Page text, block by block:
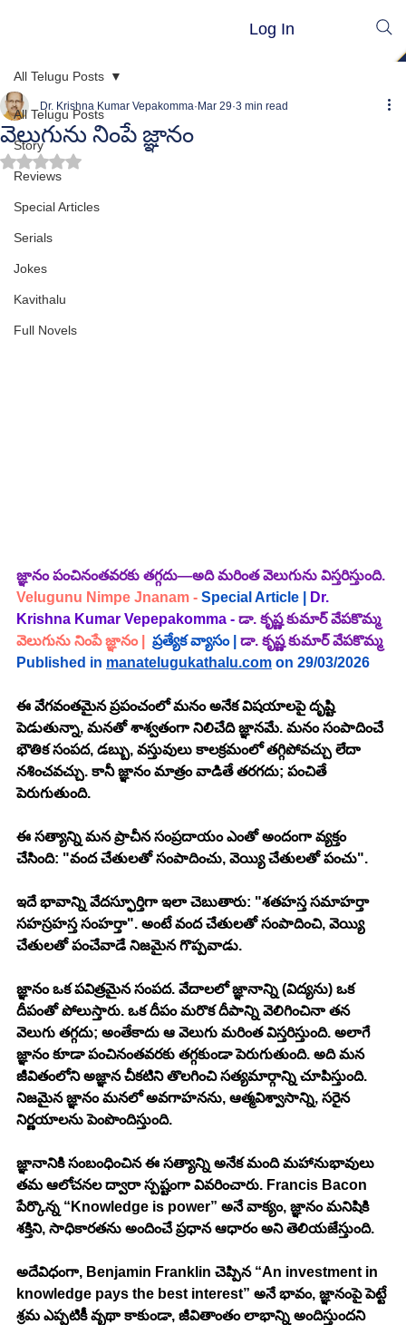
Log In
All Telugu Posts
Story
Reviews
Special Articles
Serials
Jokes
Kavithalu
Full Novels
All Telugu Posts
వెలుగును నింపే జ్ఞానం
Dr. Krishna Kumar Vepakomma Mar 29 3 min read
Rated NaN out of 5 stars.
జ్ఞానం పంచినంతవరకు తగ్గదు—అది మరింత వెలుగును విస్తరిస్తుంది.
Velugunu Nimpe Jnanam - Special Article |
Dr.
Krishna Kumar Vepepakomma - డా. కృష్ణ కుమార్ వేపకొమ్మ
వెలుగును నింపే జ్ఞానం | ప్రత్యేక వ్యాసం |
డా. కృష్ణ కుమార్ వేపకొమ్మ
Published in manatelugukathalu.com on 29/03/2026
ఈ వేగవంతమైన ప్రపంచంలో మనం అనేక విషయాలపై దృష్టి
పెడుతున్నా, మనతో శాశ్వతంగా నిలిచేది జ్ఞానమే. మనం సంపాదించే
భౌతిక సంపద, డబ్బు, వస్తువులు కాలక్రమంలో తగ్గిపోవచ్చు లేదా
నశించవచ్చు. కానీ జ్ఞానం మాత్రం వాడితే తరగదు; పంచితే
పెరుగుతుంది.
ఈ సత్యాన్ని మన ప్రాచీన సంప్రదాయం ఎంతో అందంగా వ్యక్తం
చేసింది: "వంద చేతులతో సంపాదించు, వెయ్యి చేతులతో పంచు".
ఇదే భావాన్ని వేదస్ఫూర్తిగా ఇలా చెబుతారు: "శతహస్త సమాహర్తా
సహస్రహస్త సంహర్తా". అంటే వంద చేతులతో సంపాదించి, వెయ్యి
చేతులతో పంచేవాడే నిజమైన గొప్పవాడు.
జ్ఞానం ఒక పవిత్రమైన సంపద. వేదాలలో జ్ఞానాన్ని (విద్యను) ఒక
దీపంతో పోలుస్తారు. ఒక దీపం మరొక దీపాన్ని వెలిగించినా తన
వెలుగు తగ్గదు; అంతేకాదు ఆ వెలుగు మరింత విస్తరిస్తుంది. అలాగే
జ్ఞానం కూడా పంచినంతవరకు తగ్గకుండా పెరుగుతుంది. అది మన
జీవితంలోని అజ్ఞాన చీకటిని తొలగించి సత్యమార్గాన్ని చూపిస్తుంది.
నిజమైన జ్ఞానం మనలో అవగాహనను, ఆత్మవిశ్వాసాన్ని, సరైన
నిర్ణయాలను పెంపొందిస్తుంది.
జ్ఞానానికి సంబంధించిన ఈ సత్యాన్ని అనేక మంది మహానుభావులు
తమ ఆలోచనల ద్వారా స్పష్టంగా వివరించారు. Francis Bacon
పేర్కొన్న “Knowledge is power” అనే వాక్యం, జ్ఞానం మనిషికి
శక్తిని, సాధికారతను అందించే ప్రధాన ఆధారం అని తెలియజేస్తుంది.
అదేవిధంగా, Benjamin Franklin చెప్పిన “An investment in
knowledge pays the best interest” అనే భావం, జ్ఞానంపై పెట్టే
శ్రమ ఎప్పటికీ వృథా కాకుండా, జీవితాంతం లాభాన్ని అందిస్తుందని